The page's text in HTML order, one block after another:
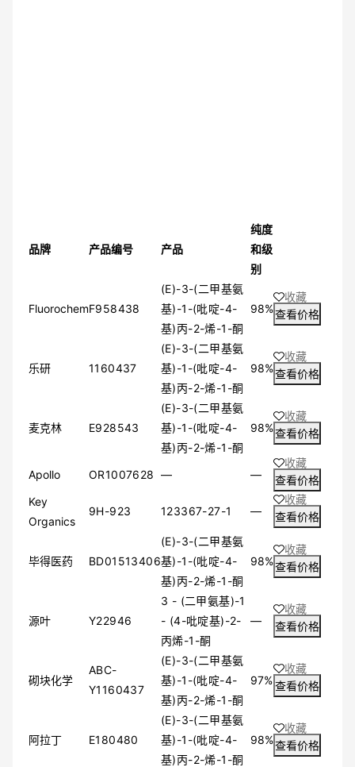
品牌 产品编号 产品
纯度
和级
别
FluorochemF958438
(E)-3-(二甲基氨
基)-1-(吡啶-4-
基)丙-2-烯-1-酮
98%
收藏
查看价格
乐研 1160437
(E)-3-(二甲基氨
基)-1-(吡啶-4-
基)丙-2-烯-1-酮
98%
收藏
查看价格
麦克林 E928543
(E)-3-(二甲基氨
基)-1-(吡啶-4-
基)丙-2-烯-1-酮
98%
收藏
查看价格
Apollo OR1007628 — —
收藏
查看价格
Key
Organics
9H-923 123367-27-1 —
收藏
查看价格
毕得医药 BD01513406
(E)-3-(二甲基氨
基)-1-(吡啶-4-
基)丙-2-烯-1-酮
98%
收藏
查看价格
源叶 Y22946
3 - (二甲氨基)-1
- (4-吡啶基)-2-
丙烯-1-酮
—
收藏
查看价格
砌块化学
ABC-
Y1160437
(E)-3-(二甲基氨
基)-1-(吡啶-4-
基)丙-2-烯-1-酮
97%
收藏
查看价格
阿拉丁 E180480
(E)-3-(二甲基氨
基)-1-(吡啶-4-
基)丙-2-烯-1-酮
98%
收藏
查看价格